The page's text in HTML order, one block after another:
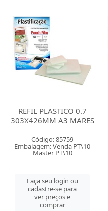
REFIL PLASTICO 0.7
303X426MM A3 MARES
Código: 85759
Embalagem: Venda PT\10
Master PT\10
Faça seu login ou
cadastre-se para
ver preços e
comprar